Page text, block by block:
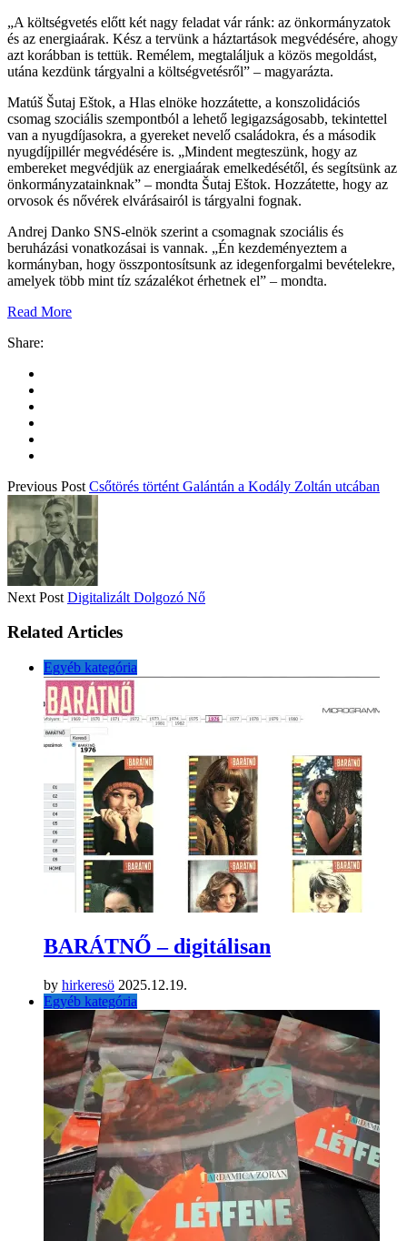
„A költségvetés előtt két nagy feladat vár ránk: az önkormányzatok
és az energiaárak. Kész a tervünk a háztartások megvédésére, ahogy
azt korábban is tettük. Remélem, megtaláljuk a közös megoldást,
utána kezdünk tárgyalni a költségvetésről” – magyarázta.
Matúš Šutaj Eštok, a Hlas elnöke hozzátette, a konszolidációs
csomag szociális szempontból a lehető legigazságosabb, tekintettel
van a nyugdíjasokra, a gyereket nevelő családokra, és a második
nyugdíjpillér megvédésére is. „Mindent megteszünk, hogy az
embereket megvédjük az energiaárak emelkedésétől, és segítsünk az
önkormányzatainknak” – mondta Šutaj Eštok. Hozzátette, hogy az
orvosok és nővérek elvárásairól is tárgyalni fognak.
Andrej Danko SNS-elnök szerint a csomagnak szociális és
beruházási vonatkozásai is vannak. „Én kezdeményeztem a
kormányban, hogy összpontosítsunk az idegenforgalmi bevételekre,
amelyek több mint tíz százalékot érhetnek el” – mondta.
Read More
Share:
Previous Post Csőtörés történt Galántán a Kodály Zoltán utcában
Next Post Digitalizált Dolgozó Nő
Related Articles
Egyéb kategória
BARÁTNŐ – digitálisan
by hirkeresö 2025.12.19.
Egyéb kategória